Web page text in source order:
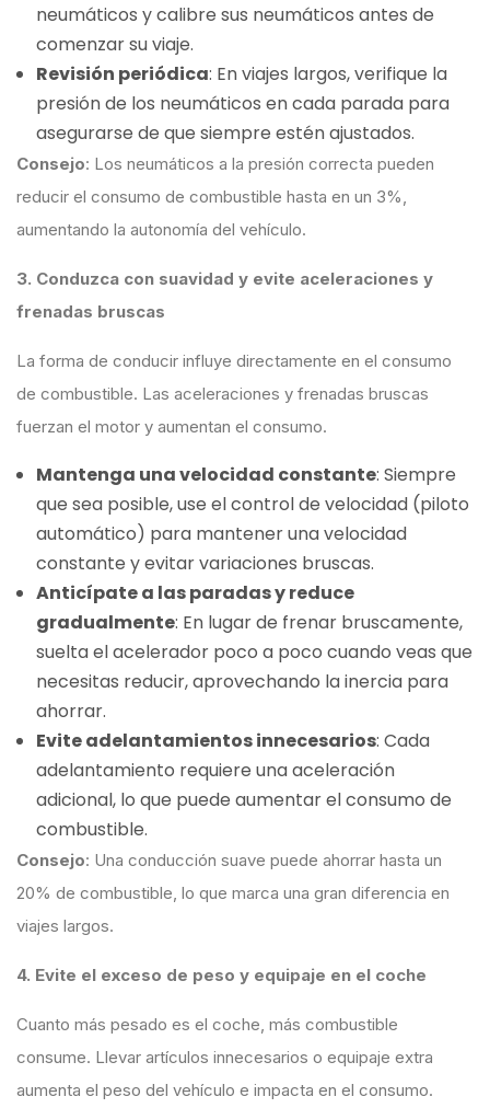
neumáticos y calibre sus neumáticos antes de
comenzar su viaje.
Revisión periódica: En viajes largos, verifique la
presión de los neumáticos en cada parada para
asegurarse de que siempre estén ajustados.
Consejo: Los neumáticos a la presión correcta pueden
reducir el consumo de combustible hasta en un 3%,
aumentando la autonomía del vehículo.
3. Conduzca con suavidad y evite aceleraciones y
frenadas bruscas
La forma de conducir influye directamente en el consumo
de combustible. Las aceleraciones y frenadas bruscas
fuerzan el motor y aumentan el consumo.
Mantenga una velocidad constante: Siempre
que sea posible, use el control de velocidad (piloto
automático) para mantener una velocidad
constante y evitar variaciones bruscas.
Anticípate a las paradas y reduce
gradualmente: En lugar de frenar bruscamente,
suelta el acelerador poco a poco cuando veas que
necesitas reducir, aprovechando la inercia para
ahorrar.
Evite adelantamientos innecesarios: Cada
adelantamiento requiere una aceleración
adicional, lo que puede aumentar el consumo de
combustible.
Consejo: Una conducción suave puede ahorrar hasta un
20% de combustible, lo que marca una gran diferencia en
viajes largos.
4. Evite el exceso de peso y equipaje en el coche
Cuanto más pesado es el coche, más combustible
consume. Llevar artículos innecesarios o equipaje extra
aumenta el peso del vehículo e impacta en el consumo.